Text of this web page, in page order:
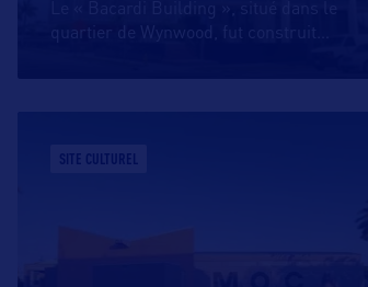
quartier de Wynwood, fut construit
SITE CULTUREL